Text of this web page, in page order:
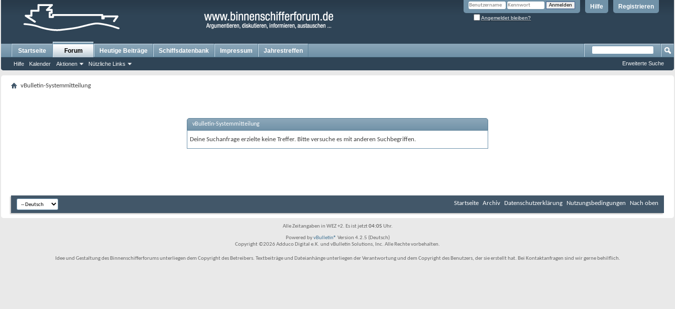
Registrieren
Hilfe
Angemeldet bleiben?
Startseite Forum
Hilfe Kalender Aktionen Nützliche Links
Heutige Beiträge Schiffsdatenbank Impressum Jahrestreffen
Erweiterte Suche
vBulletin-Systemmitteilung
vBulletin-Systemmitteilung
Deine Suchanfrage erzielte keine Treffer. Bitte versuche es mit anderen Suchbegriffen.
Startseite Archiv Datenschutzerklärung Nutzungsbedingungen Nach oben
Alle Zeitangaben in WEZ +2. Es ist jetzt04:05 Uhr.
Powered byvBulletin® Version 4.2.5 (Deutsch)
Copyright ©2026 Adduco Digital e.K. und vBulletin Solutions, Inc. Alle Rechte vorbehalten.
Idee und Gestaltung des Binnenschifferforums unterliegen dem Copyright des Betreibers. Textbeiträge und Dateianhänge unterliegen der Verantwortung und dem Copyright des Benutzers, der sie erstellt hat. Bei Kontaktanfragen sind wir gerne behilflich.